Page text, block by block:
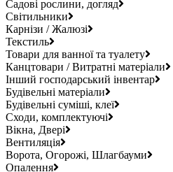
Садові рослини, догляд
Світильники
Карнізи / Жалюзі
Текстиль
Товари для ванної та туалету
Канцтовари / Витратні матеріали
Інший господарський інвентар
Будівельні матеріали
Будівельні суміші, клеї
Сходи, комплектуючі
Вікна, Двері
Вентиляція
Ворота, Огорожі, Шлагбауми
Опалення